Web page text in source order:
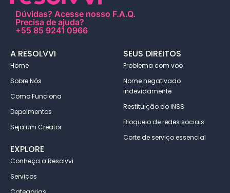
Dúvidas? Acesse nosso F.A.Q.
Precisa de ajuda?
+55 85 9241 0966
A RESOLVVI
Home
Sobre Nós
Como Funciona
Depoimentos
Seja um Creator
SEUS DIREITOS
Problema com voo
Nome negativado
indevidamente
Restituição do INSS
Bloqueio de redes sociais
Corte de serviço essencial
EXPLORE
Conheça a Resolvvi
Serviços